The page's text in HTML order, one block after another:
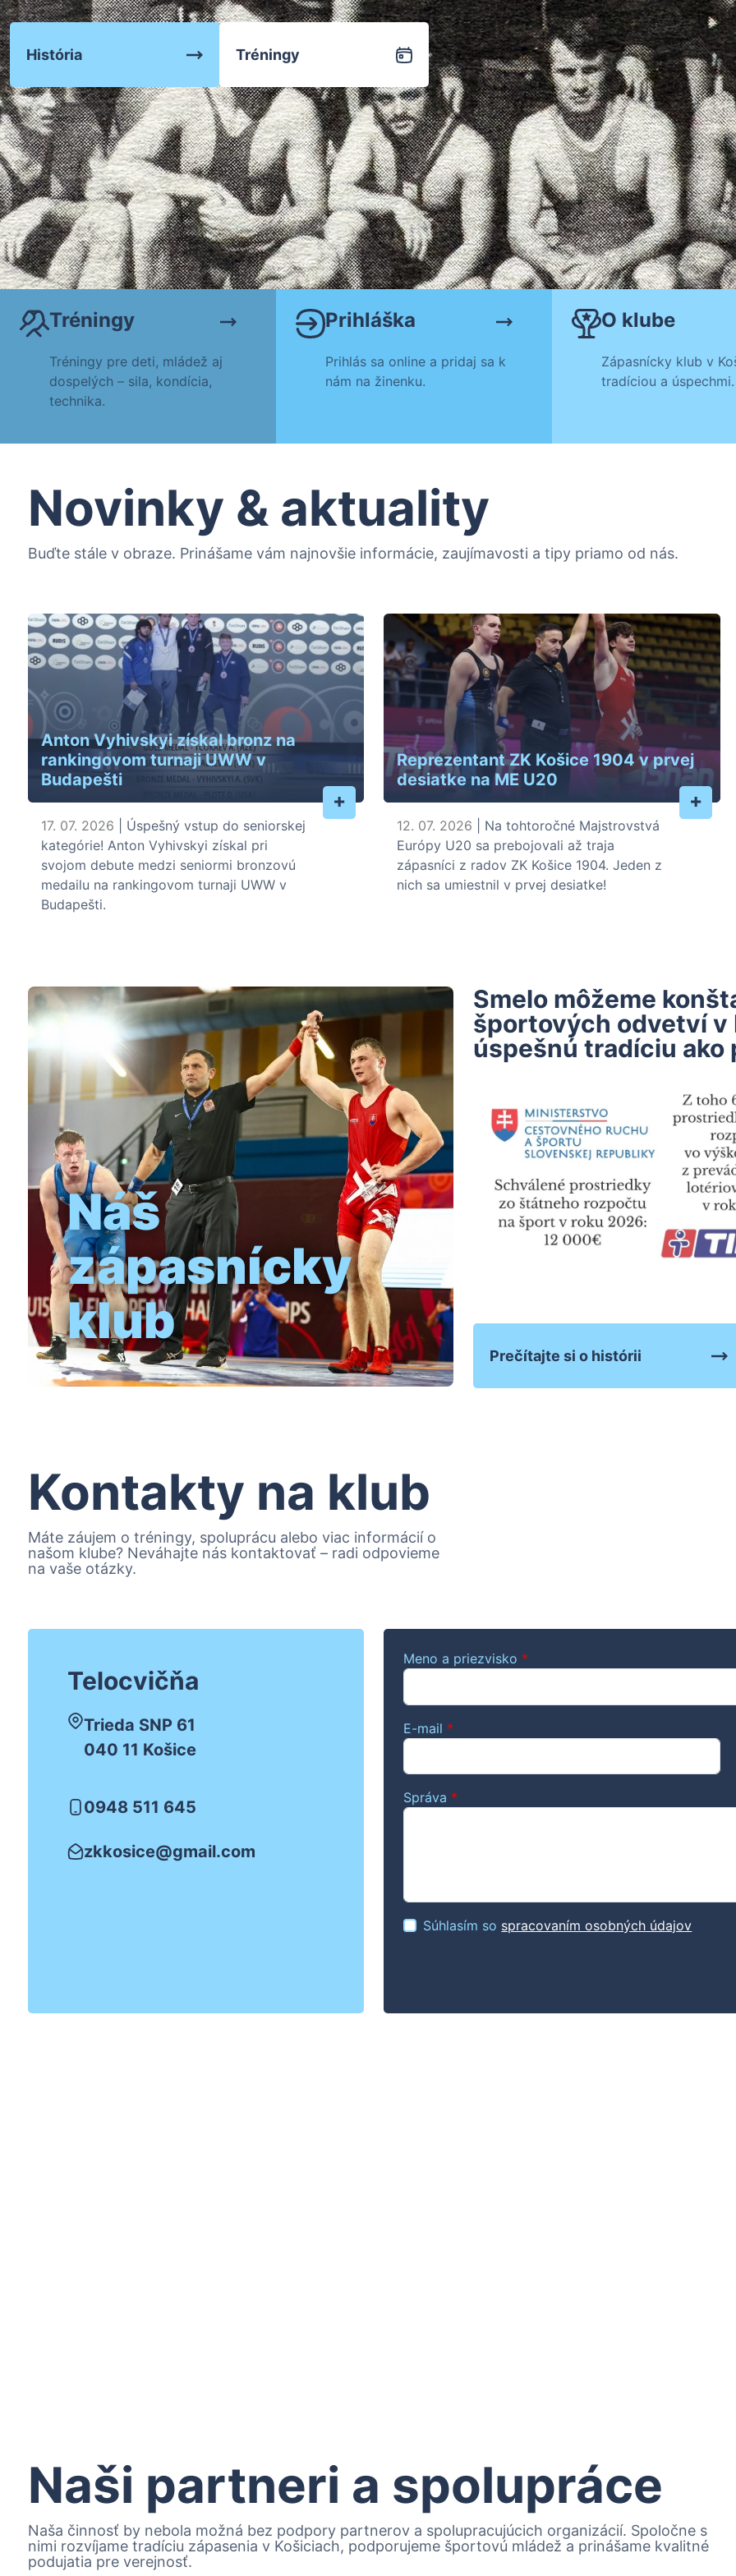
Zápasenie Tréningy
História Tréningy
Tréningy
Tréningy pre deti, mládež aj
dospelých – sila, kondícia,
technika.
Prihláška
Prihlás sa online a pridaj sa k
nám na žinenku.
O klube
Zápasnícky klub v
tradíciou a úspechmi.
Novinky & aktuality
Buďte stále v obraze. Prinášame vám najnovšie informácie, zaujímavosti a tipy priamo od nás.
Anton Vyhivskyi získal bronz na
rankingovom turnaji UWW v
Budapešti
+
17. 07. 2026 | Úspešný vstup do seniorskej
kategórie! Anton Vyhivskyi získal pri
svojom debute medzi seniormi bronzovú
medailu na rankingovom turnaji UWW v
Budapešti.
Reprezentant ZK Košice 1904 v prvej
desiatke na ME U20
+
12. 07. 2026 | Na tohtoročné Majstrovstvá
Európy U20 sa prebojovali až traja
zápasníci z radov ZK Košice 1904. Jeden z
nich sa umiestnil v prvej desiatke!
Smelo môžeme
športových odvetví v
úspešnú tradíciu ako
Prečítajte si o histórii
Náš
zápasnícky
klub
Kontakty na klub
Máte záujem o tréningy, spoluprácu alebo viac informácií o
našom klube? Neváhajte nás kontaktovať – radi odpovieme
na vaše otázky.
Telocvičňa
Trieda SNP 61
040 11 Košice
0948 511 645
zkkosice@gmail.com
Meno a priezvisko *
E-mail *
Správa *
Súhlasím so spracovaním osobných údajov
Naši partneri a spolupráce
Naša činnosť by nebola možná bez podpory partnerov a spolupracujúcich organizácií. Spoločne s
nimi rozvíjame tradíciu zápasenia v Košiciach, podporujeme športovú mládež a prinášame kvalitné
podujatia pre verejnosť.